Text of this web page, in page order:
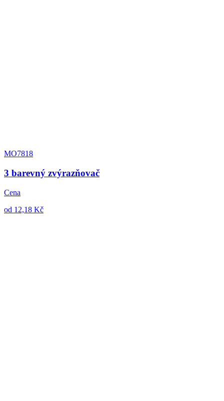
MO7818
3 barevný zvýrazňovač
Cena
od 12,18 Kč